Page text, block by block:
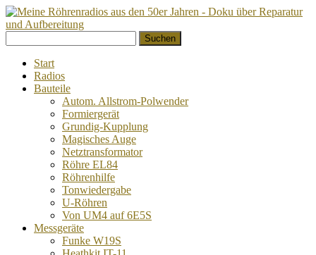
zum
Inhalt
nach:
Start
Radios
Bauteile
Autom. Allstrom-Polwender
Formiergerät
Grundig-Kupplung
Magisches Auge
Netztransformator
Röhre EL84
Röhrenhilfe
Tonwiedergabe
U-Röhren
Von UM4 auf 6E5S
Messgeräte
Funke W19S